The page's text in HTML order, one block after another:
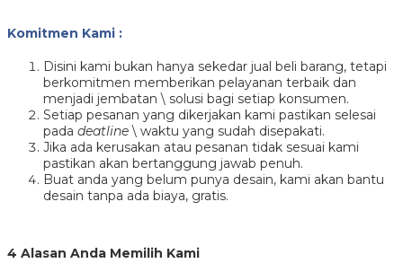
Komitmen Kami :
Disini kami bukan hanya sekedar jual beli barang, tetapi
berkomitmen memberikan pelayanan terbaik dan
menjadi jembatan \ solusi bagi setiap konsumen.
Setiap pesanan yang dikerjakan kami pastikan selesai
pada deatline\ waktu yang sudah disepakati.
Jika ada kerusakan atau pesanan tidak sesuai kami
pastikan akan bertanggung jawab penuh.
Buat anda yang belum punya desain, kami akan bantu
desain tanpa ada biaya, gratis.
4 Alasan Anda Memilih Kami